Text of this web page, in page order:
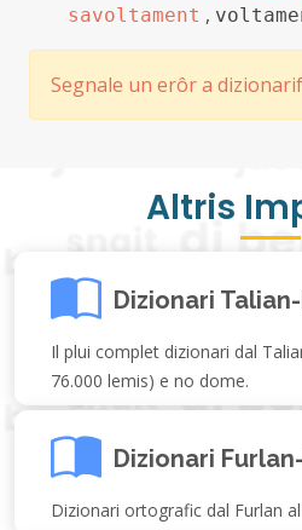
savoltament ,
Segnale un erôr a
Altris
Dizionari
Il plui complet dizionari dal
76.000 lemis) e no dome.
Dizionari
Dizionari ortografic dal Furlan